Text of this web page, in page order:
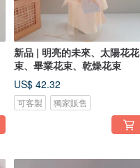
新品 | 明亮的未來、太陽花花
束、畢業花束、乾燥花束
US$ 42.32
可客製 獨家販售